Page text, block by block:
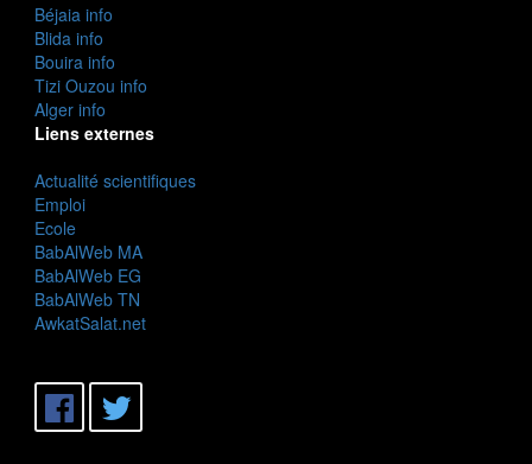
Béjaia info
Blida info
Bouira info
Tizi Ouzou info
Alger info
Liens externes
Actualité scientifiques
Emploi
Ecole
BabAlWeb MA
BabAlWeb EG
BabAlWeb TN
AwkatSalat.net